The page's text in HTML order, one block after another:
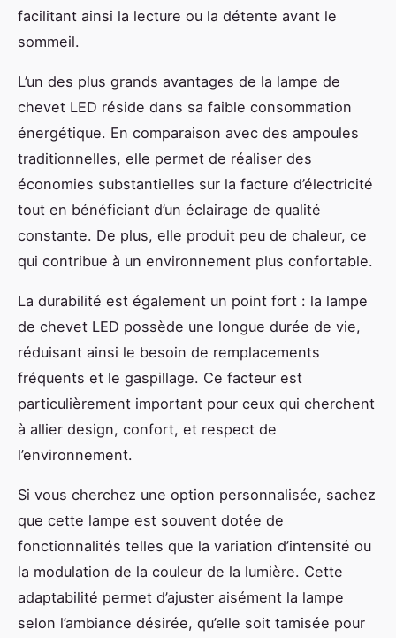
facilitant ainsi la lecture ou la détente avant le
sommeil.
L’un des plus grands avantages de la lampe de
chevet LED réside dans sa faible consommation
énergétique. En comparaison avec des ampoules
traditionnelles, elle permet de réaliser des
économies substantielles sur la facture d’électricité
tout en bénéficiant d’un éclairage de qualité
constante. De plus, elle produit peu de chaleur, ce
qui contribue à un environnement plus confortable.
La durabilité est également un point fort : la lampe
de chevet LED possède une longue durée de vie,
réduisant ainsi le besoin de remplacements
fréquents et le gaspillage. Ce facteur est
particulièrement important pour ceux qui cherchent
à allier design, confort, et respect de
l’environnement.
Si vous cherchez une option personnalisée, sachez
que cette lampe est souvent dotée de
fonctionnalités telles que la variation d’intensité ou
la modulation de la couleur de la lumière. Cette
adaptabilité permet d’ajuster aisément la lampe
selon l’ambiance désirée, qu’elle soit tamisée pour